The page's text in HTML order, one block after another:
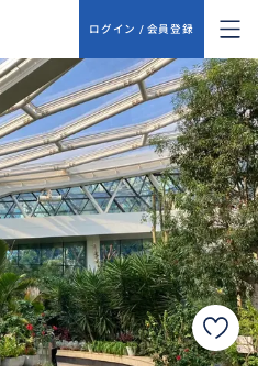
ログイン / 会員登録